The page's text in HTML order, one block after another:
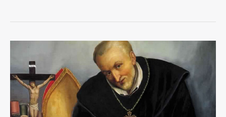
Alfonso
María
de
Ligorio
|